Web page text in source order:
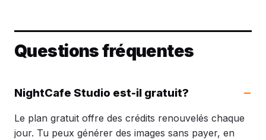
Questions fréquentes
NightCafe Studio est-il gratuit?
Le plan gratuit offre des crédits renouvelés chaque
jour. Tu peux générer des images sans payer, en